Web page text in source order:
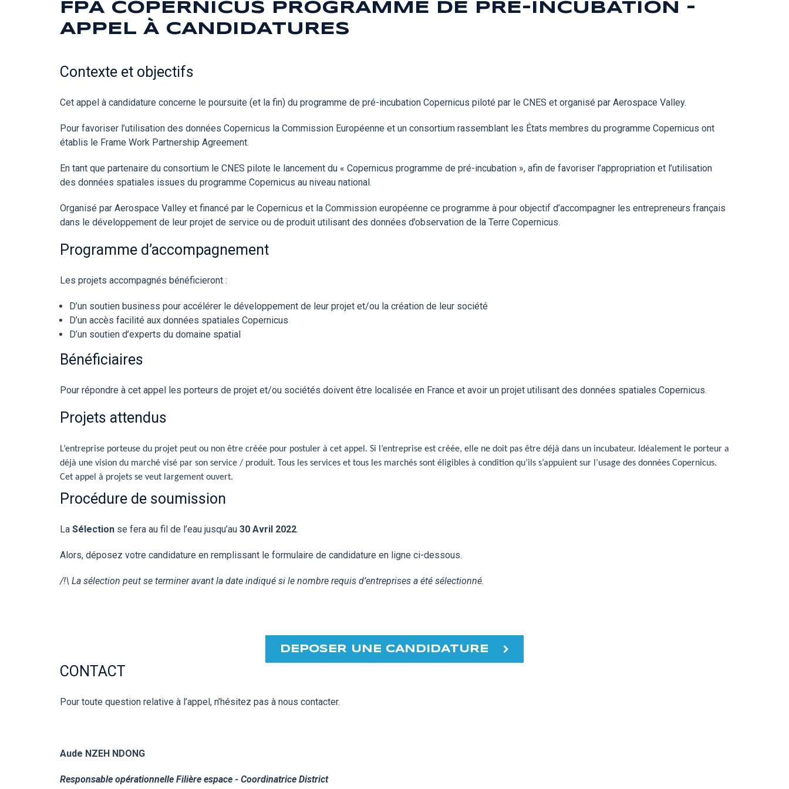
FPA COPERNICUS PROGRAMME DE PRÉ-INCUBATION -
APPEL À CANDIDATURES
Contexte et objectifs
Cet appel à candidature concerne le poursuite (et la fin) du programme de pré-incubation Copernicus piloté par le CNES et organisé par Aerospace Valley.
Pour favoriser l’utilisation des données Copernicus la Commission Européenne et un consortium rassemblant les États membres du programme Copernicus ont
établis le Frame Work Partnership Agreement.
En tant que partenaire du consortium le CNES pilote le lancement du « Copernicus programme de pré-incubation », afin de favoriser l’appropriation et l’utilisation
des données spatiales issues du programme Copernicus au niveau national.
Organisé par Aerospace Valley et financé par le Copernicus et la Commission européenne ce programme à pour objectif d’accompagner les entrepreneurs français
dans le développement de leur projet de service ou de produit utilisant des données d’observation de la Terre Copernicus.
Programme d’accompagnement
Les projets accompagnés bénéficieront :
D’un soutien business pour accélérer le développement de leur projet et/ou la création de leur société
D’un accès facilité aux données spatiales Copernicus
D’un soutien d’experts du domaine spatial
Bénéficiaires
Pour répondre à cet appel les porteurs de projet et/ou sociétés doivent être localisée en France et avoir un projet utilisant des données spatiales Copernicus.
Projets attendus
L’entreprise porteuse du projet peut ou non être créée pour postuler à cet appel. Si l’entreprise est créée, elle ne doit pas être déjà dans un incubateur. Idéalement le porteur a
déjà une vision du marché visé par son service / produit. Tous les services et tous les marchés sont éligibles à condition qu’ils s’appuient sur l’usage des données Copernicus.
Cet appel à projets se veut largement ouvert.
Procédure de soumission
La Sélection se fera au fil de l’eau jusqu’au 30 Avril 2022.
Alors, déposez votre candidature en remplissant le formulaire de candidature en ligne ci-dessous.
/!\ La sélection peut se terminer avant la date indiqué si le nombre requis d’entreprises a été sélectionné.
DEPOSER UNE CANDIDATURE
CONTACT
Pour toute question relative à l’appel, n’hésitez pas à nous contacter.
Aude NZEH NDONG
Responsable opérationnelle Filière espace - Coordinatrice District